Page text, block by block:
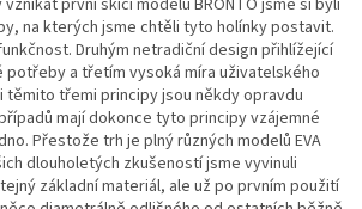
první skici modelu BRONTO jsme si byli
na kterých jsme chtěli tyto holínky postavit.
Druhým netradiční design přihlížející
potřeby a třetím vysoká míra uživatelského
těmito třemi principy jsou někdy opravdu
mají dokonce tyto principy vzájemné
Přestože trh je plný různých modelů EVA
dlouholetých zkušeností jsme vyvinuli
základní materiál, ale už po prvním použití